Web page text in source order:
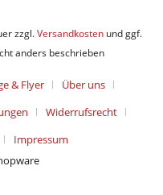
zzgl.Versandkosten und ggf.
anders beschrieben
& Flyer
Über uns
Widerrufsrecht
Impressum